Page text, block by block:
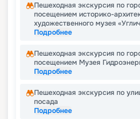
Пешеходная экскурсия по
посещением историко-
художественного музея
Подробнее
Пешеходная экскурсия по
посещением Музея
Подробнее
Пешеходная экскурсия по
посада
Подробнее